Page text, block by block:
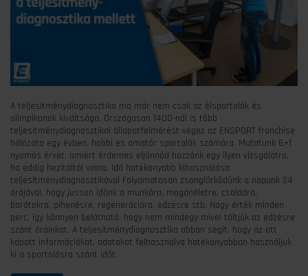
A teljesítménydiagnosztika ma már nem csak az élsportolók és
olimpikonok kiváltsága. Országosan 1400-nál is több
teljesítménydiagnosztikai állapotfelmérést végez az ENSPORT franchise
hálózata egy évben, hobbi és amatőr sportolók számára. Mutatunk 6+1
nyomós érvet, amiért érdemes eljönnöd hozzánk egy ilyen vizsgálatra,
ha eddig hezitáltál volna. Idő hatékonyabb kihasználása
teljesítménydiagnosztikával Folyamatosan zsonglőrködünk a napunk 24
órájával, hogy jusson időnk a munkára, magánéletre, családra,
barátokra, pihenésre, regenerációra, edzésre stb. Nagy érték minden
perc, így könnyen belátható, hogy nem mindegy mivel töltjük az edzésre
szánt óráinkat. A teljesítménydiagnosztika abban segít, hogy az ott
kapott információkat, adatokat felhasználva hatékonyabban használjuk
ki a sportolásra szánt időt.